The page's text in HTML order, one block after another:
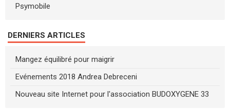
Psymobile
DERNIERS ARTICLES
Mangez équilibré pour maigrir
Evénements 2018 Andrea Debreceni
Nouveau site Internet pour l'association BUDOXYGENE 33